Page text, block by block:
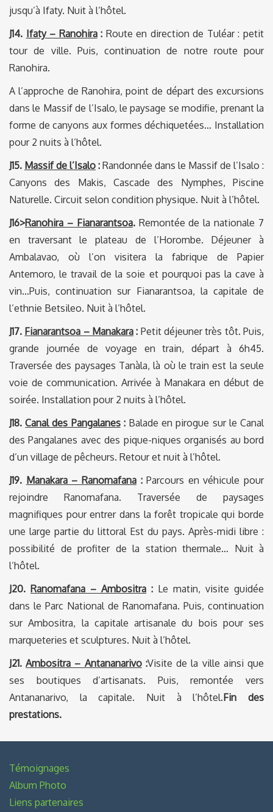
jusqu’à Ifaty. Nuit à l’hôtel.
J14. Ifaty – Ranohira: Route en direction de Tuléar : petit
tour de ville. Puis, continuation de notre route pour
Ranohira.
A l’approche de Ranohira, point de départ des excursions
dans le Massif de l’Isalo, le paysage se modifie, prenant la
forme de canyons aux formes déchiquetées… Installation
pour 2 nuits à l’hôtel.
J15. Massif de l’Isalo : Randonnée dans le Massif de l’Isalo :
Canyons des Makis, Cascade des Nymphes, Piscine
Naturelle. Circuit selon condition physique. Nuit à l’hôtel.
J16>Ranohira – Fianarantsoa. Remontée de la nationale 7
en traversant le plateau de l’Horombe. Déjeuner à
Ambalavao, où l’on visitera la fabrique de Papier
Antemoro, le travail de la soie et pourquoi pas la cave à
vin…Puis, continuation sur Fianarantsoa, la capitale de
l’ethnie Betsileo. Nuit à l’hôtel.
J17. Fianarantsoa – Manakara : Petit déjeuner très tôt. Puis,
grande journée de voyage en train, départ à 6h45.
Traversée des paysages Tanàla, là où le train est la seule
voie de communication. Arrivée à Manakara en début de
soirée. Installation pour 2 nuits à l’hôtel.
J18.Canal des Pangalanes: Balade en pirogue sur le Canal
des Pangalanes avec des pique-niques organisés au bord
d’un village de pêcheurs. Retour et nuit à l’hôtel.
J19. Manakara – Ranomafana:Parcours en véhicule pour
rejoindre Ranomafana. Traversée de paysages
magnifiques pour entrer dans la forêt tropicale qui borde
une large partie du littoral Est du pays. Après-midi libre :
possibilité de profiter de la station thermale… Nuit à
l’hôtel.
J20. Ranomafana – Ambositra : Le matin, visite guidée
dans le Parc National de Ranomafana. Puis, continuation
sur Ambositra, la capitale artisanale du bois pour ses
marqueteries et sculptures. Nuit à l’hôtel.
J21.Ambositra – Antananarivo:Visite de la ville ainsi que
ses boutiques d’artisanats. Puis, remontée vers
Antananarivo, la capitale. Nuit à l’hôtel.Fin des
prestations.
Témoignages
Album Photo
Liens partenaires